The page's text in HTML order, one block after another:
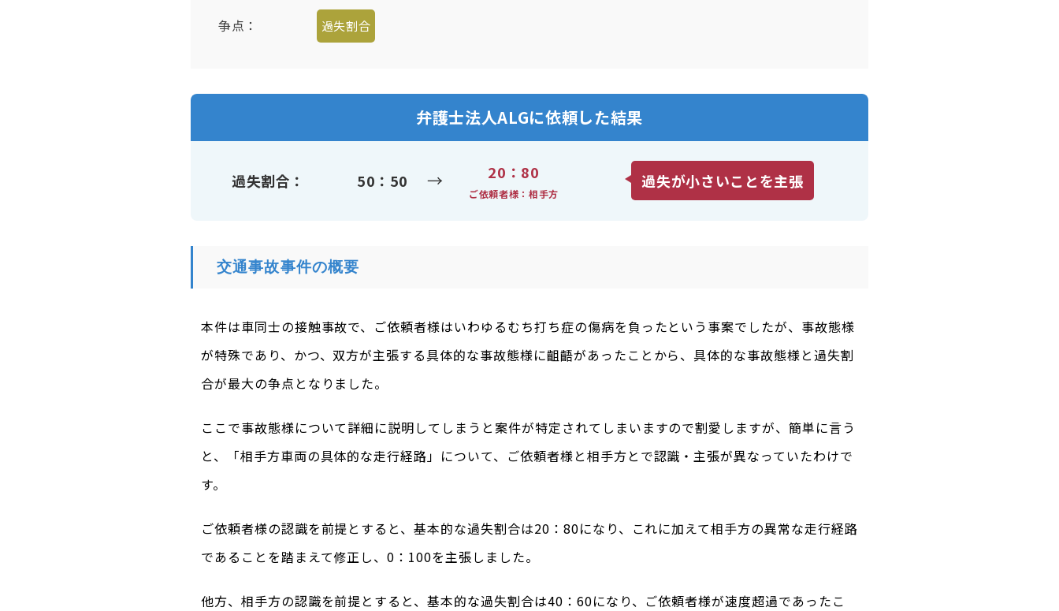
争点： 過失割合
弁護士法人ALGに依頼した結果
過失割合 50：50 → 20：80
ご依頼者様：相手方
過失が小さいことを主張
交通事故事件の概要
本件は車同士の接触事故で、ご依頼者様はいわゆるむち打ち症の傷病を負ったという事案でしたが、事故態様
が特殊であり、かつ、双方が主張する具体的な事故態様に齟齬があったことから、具体的な事故態様と過失割
合が最大の争点となりました。
ここで事故態様について詳細に説明してしまうと案件が特定されてしまいますので割愛しますが、簡単に言う
と、「相手方車両の具体的な走行経路」について、ご依頼者様と相手方とで認識・主張が異なっていたわけで
す。
ご依頼者様の認識を前提とすると、基本的な過失割合は20：80になり、これに加えて相手方の異常な走行経路
であることを踏まえて修正し、0：100を主張しました。
他方、相手方の認識を前提とすると、基本的な過失割合は40：60になり、ご依頼者様が速度超過であったこ